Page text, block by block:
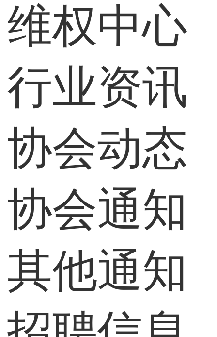
维权中心
行业资讯
协会动态
协会通知
其他通知